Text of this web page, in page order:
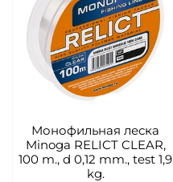
Монофильная леска
Minoga RELICT CLEAR,
100 m., d 0,12 mm., test 1,9
kg.